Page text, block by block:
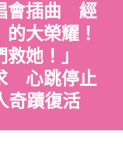
會插曲 經
大榮耀！
救她！」
心跳停止
奇蹟復活